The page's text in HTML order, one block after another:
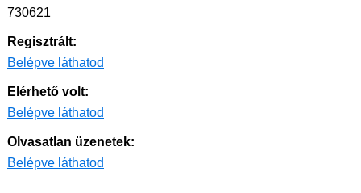
730621
Regisztrált:
Belépve láthatod
Elérhető volt:
Belépve láthatod
Olvasatlan üzenetek:
Belépve láthatod